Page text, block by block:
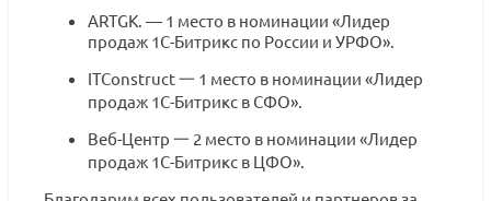
ARTGK. — 1 место в номинации «Лидер
продаж 1С-Битрикс по России и УРФО».
ITConstruct 一 1 место в номинации «Лидер
продаж 1С-Битрикс в СФО».
Веб-Центр 一 2 место в номинации «Лидер
продаж 1С-Битрикс в ЦФО».